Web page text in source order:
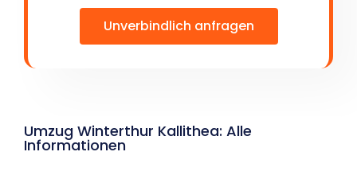
Unverbindlich anfragen
Umzug Winterthur Kallithea: Alle
Informationen